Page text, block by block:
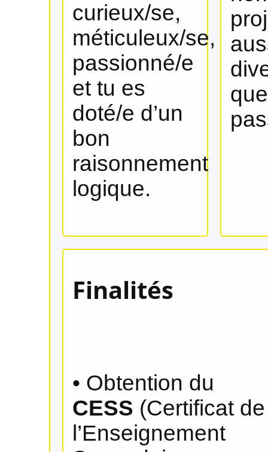
curieux/se,
méticuleux/se,
passionné/e
et tu es
doté/e d’un
bon
raisonnement
logique.
que
Finalités
• Obtention du
CESS (Certificat de
l’Enseignement